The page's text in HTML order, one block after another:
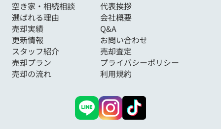
空き家・相続相談
代表挨拶
選ばれる理由
会社概要
売却実績
Q&A
更新情報
お問い合わせ
スタッフ紹介
売却査定
売却プラン
プライバシーポリシー
売却の流れ
利用規約